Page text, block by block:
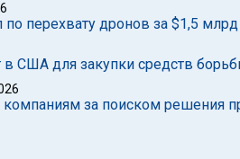
по перехвату дронов за $1,5 млрд
США для закупки средств
за поиском решения